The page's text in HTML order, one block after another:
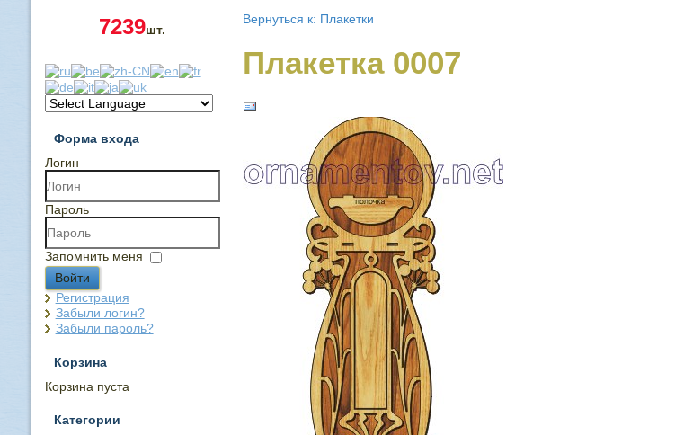
7239шт.
Форма входа
Логин
Пароль
Запомнить меня
Войти
Регистрация
Забыли логин?
Забыли пароль?
Корзина
Корзина пуста
Категории
Вернуться к: Плакетки
Плакетка 0007